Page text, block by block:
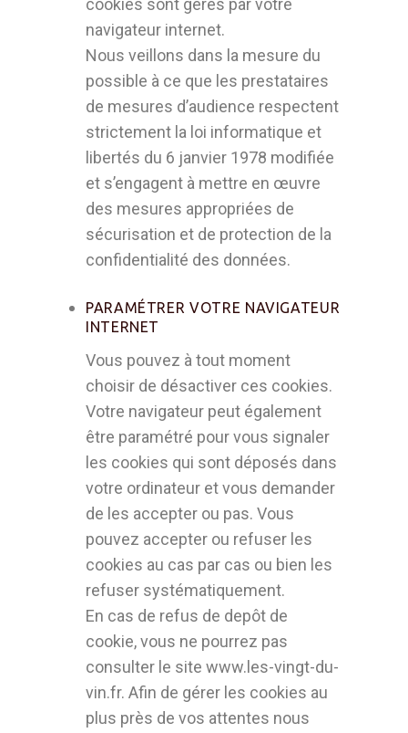
cookies sont gérés par votre
navigateur internet.
Nous veillons dans la mesure du
possible à ce que les prestataires
de mesures d’audience respectent
strictement la loi informatique et
libertés du 6 janvier 1978 modifiée
et s’engagent à mettre en œuvre
des mesures appropriées de
sécurisation et de protection de la
confidentialité des données.
PARAMÉTRER VOTRE NAVIGATEUR
INTERNET
Vous pouvez à tout moment
choisir de désactiver ces cookies.
Votre navigateur peut également
être paramétré pour vous signaler
les cookies qui sont déposés dans
votre ordinateur et vous demander
de les accepter ou pas. Vous
pouvez accepter ou refuser les
cookies au cas par cas ou bien les
refuser systématiquement.
En cas de refus de depôt de
cookie, vous ne pourrez pas
consulter le site www.les-vingt-du-
vin.fr. Afin de gérer les cookies au
plus près de vos attentes nous